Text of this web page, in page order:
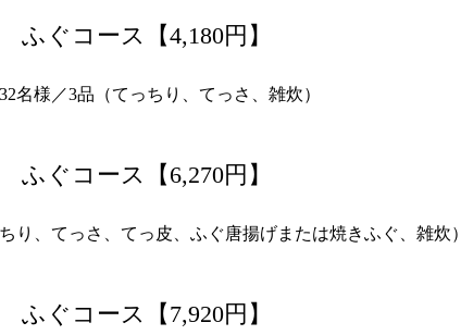
ふぐコース【4,180円】
名様／3品（てっちり、てっさ、雑炊）
ふぐコース【6,270円】
り、てっさ、てっ皮、ふぐ唐揚げまたは焼きふぐ、雑炊）
ふぐコース【7,920円】